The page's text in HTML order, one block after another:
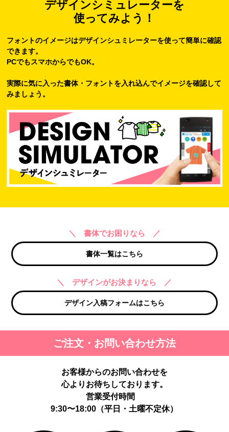
デザインシミュレーターを
使ってみよう！
フォントのイメージはデザインシュミレーターを使って簡単に確認
できます。
PCでもスマホからでもOK。
実際に気に入った書体・フォントを入れ込んでイメージを確認して
みましょう。
＼ 書体でお困りなら ／
書体一覧はこちら
＼ デザインがお決まりなら ／
デザイン入稿フォームはこちら
ご注文・お問い合わせ方法
お客様からのお問い合わせを
心よりお待ちしております。
営業受付時間
9:30〜18:00（平日・土曜不定休）